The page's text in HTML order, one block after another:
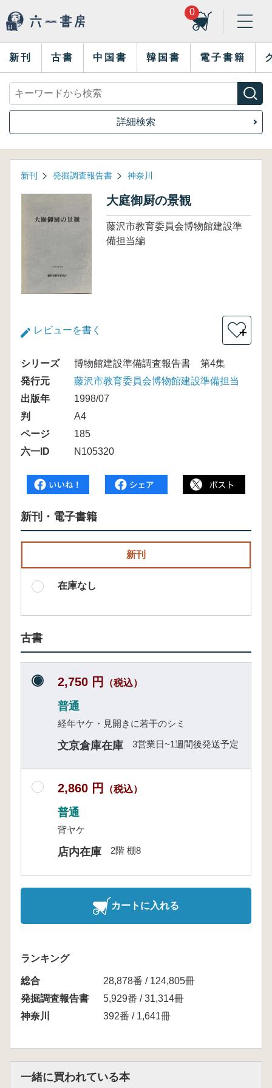
0
新刊 古書 中国書 韓国書 電子書籍
詳細検索
新刊 発掘調査報告書 神奈川
大庭御厨の景観
藤沢市教育委員会博物館建設準
備担当編
レビューを書く ＋
シリーズ
博物館建設準備調査報告書 第4集
発行元
藤沢市教育委員会博物館建設準備担当
出版年
1998/07
判
A4
ページ
185
六一ID
N105320
新刊・電子書籍
新刊
在庫なし
古書
2,750 円 （税込）
普通
経年ヤケ・見開きに若干のシミ
文京倉庫在庫 3営業日~1週間後発送予定
2,860 円 （税込）
普通
背ヤケ
店内在庫 2階 棚8
カートに入れる
ランキング
総合
28,878番 / 124,805冊
発掘調査報告書
5,929番 / 31,314冊
神奈川
392番 / 1,641冊
一緒に買われている本